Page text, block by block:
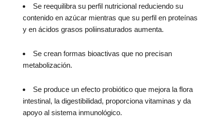
Se reequilibra su perfil nutricional reduciendo su
contenido en azúcar mientras que su perfil en proteínas
y en ácidos grasos poliinsaturados aumenta.
Se crean formas bioactivas que no precisan
metabolización.
Se produce un efecto probiótico que mejora la flora
intestinal, la digestibilidad, proporciona vitaminas y da
apoyo al sistema inmunológico.